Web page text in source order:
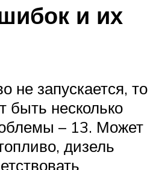
и их
не запускается, то
быть несколько
– 13. Может
дизель